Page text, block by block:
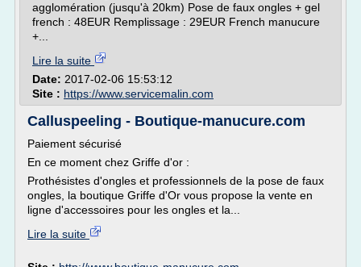
agglomération (jusqu'à 20km) Pose de faux ongles + gel
french : 48EUR Remplissage : 29EUR French manucure
+...
Lire la suite
Date: 2017-02-06 15:53:12
Site : https://www.servicemalin.com
Calluspeeling - Boutique-manucure.com
Paiement sécurisé
En ce moment chez Griffe d'or :
Prothésistes d'ongles et professionnels de la pose de faux
ongles, la boutique Griffe d'Or vous propose la vente en
ligne d'accessoires pour les ongles et la...
Lire la suite